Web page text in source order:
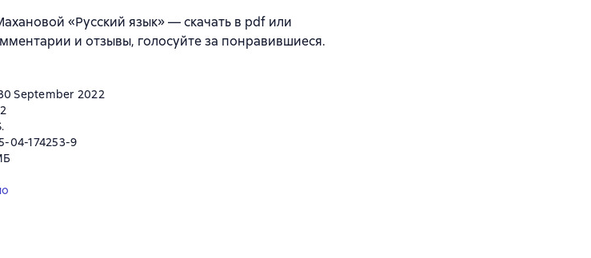
«Русский язык» — скачать в pdf или
и отзывы, голосуйте за понравившиеся.
September 2022
04-174253-9